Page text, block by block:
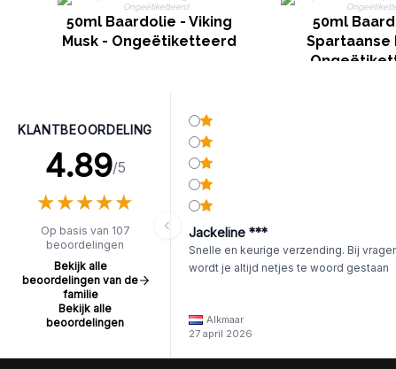
50ml Baardolie - Viking
Musk - Ongeëtiketteerd
50ml
Spartaanse
KLANTBEOORDELING
4.89/5
★★★★★
★★★★★
Op basis van 107
beoordelingen
Bekijk alle
beoordelingen van de
familie
Bekijk alle
beoordelingen
Jackeline ***
Snelle en keurige verzending. Bij
wordt je altijd netjes te woord gestaan
Alkmaar
27 april 2026